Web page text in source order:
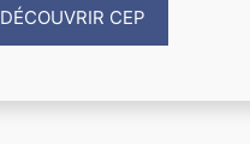
DÉCOUVRIR CEP